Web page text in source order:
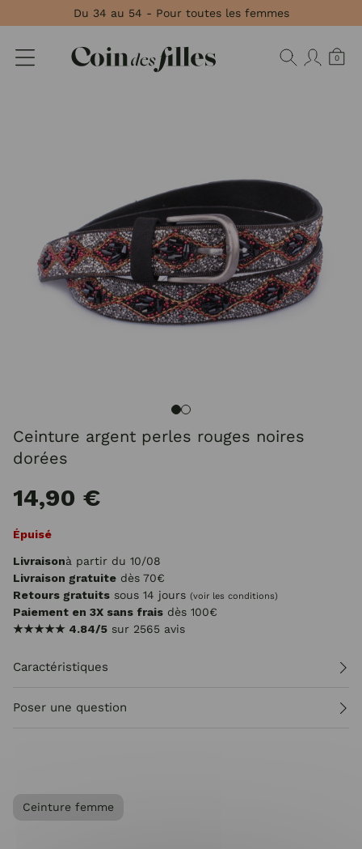
Du 34 au 54 - Pour toutes les femmes
0
Ceinture argent perles rouges noires
dorées
14,90 €
Épuisé
Livraisonà partir du 10/08
Livraison gratuite dès 70€
Retours gratuits sous 14 jours (voir les conditions)
Paiement en 3X sans frais dès 100€
★★★★★ 4.84/5 sur 2565 avis
Caractéristiques
Poser une question
Ceinture femme
Panneau de gestion des cookies